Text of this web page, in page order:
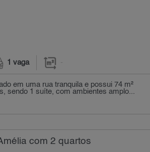
1 vaga -
em uma rua tranquila e possui 74 m²
sendo 1 suíte, com ambientes amplo...
com 2 quartos